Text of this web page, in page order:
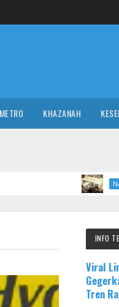
METRO KHAZANAH
Tak
INFO
Viral
Tren